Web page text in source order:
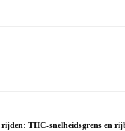
tonen
THC-snelheidsgrens en